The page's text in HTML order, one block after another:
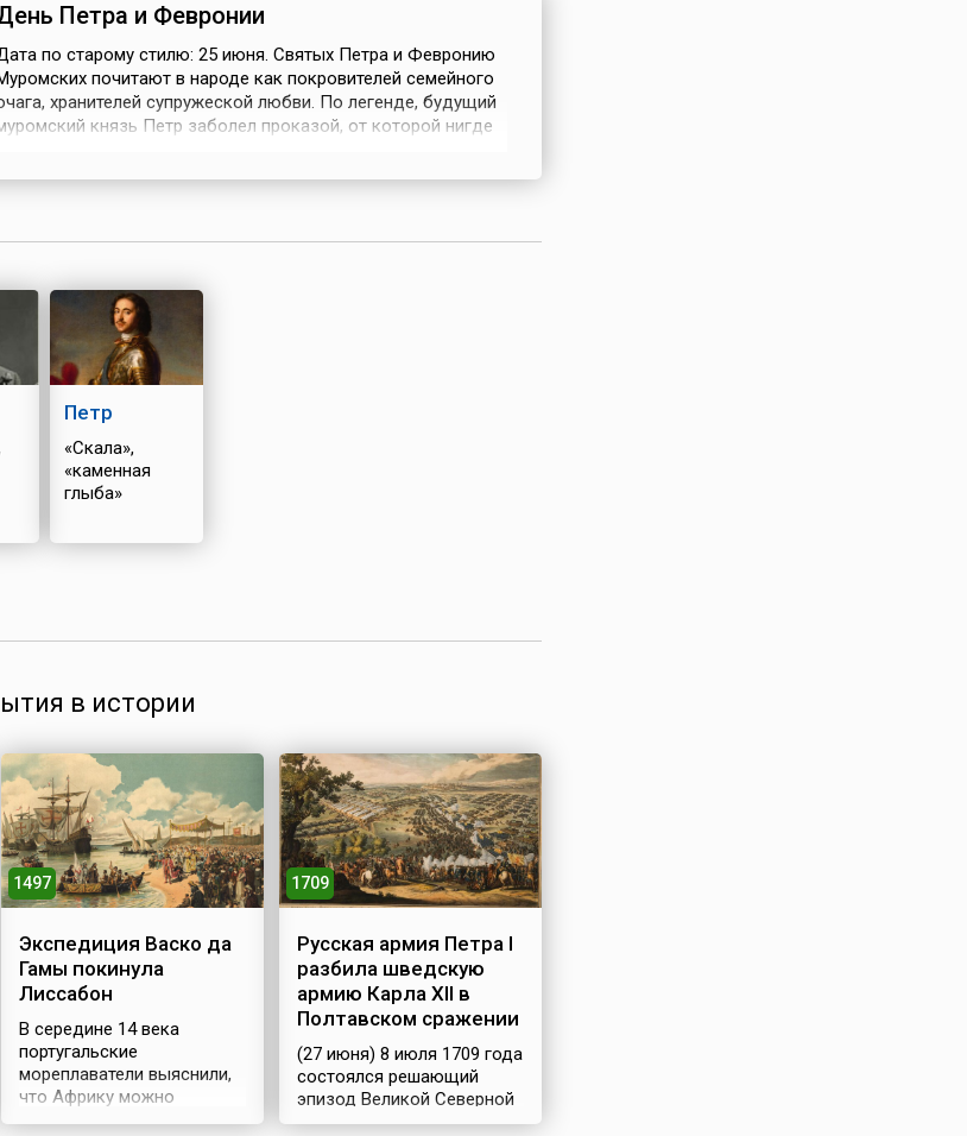
Петра и Февронии
по старому стилю: 25 июня. Святых Петра и Февронию
почитают в народе как покровителей семейного
хранителей супружеской любви. По легенде, будущий
князь Петр заболел проказой, от которой нигде
Петр
«Скала»,
«каменная
глыба»
в истории
1497
Экспедиция Васко да
Гамы покинула
Лиссабон
В середине 14 века
португальские
мореплаватели выяснили,
что Африку можно
обогнуть с юга, и
1709
Русская армия Петра I
разбила шведскую
армию Карла XII в
Полтавском сражении
(27 июня) 8 июля 1709 года
состоялся решающий
эпизод Великой Северной
войны (1700—1721) —